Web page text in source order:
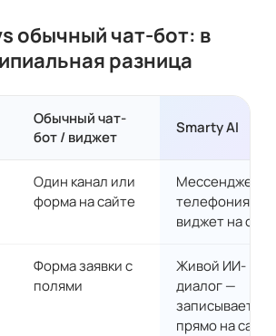
обычный чат-бот: в
разница
Обычный чат-
бот / виджет
Smarty AI
Один канал или
форма на сайте
Мессенджеры
телефония +
виджет на
Форма заявки с
полями
Живой ИИ-
диалог —
записывает
прямо на сайте